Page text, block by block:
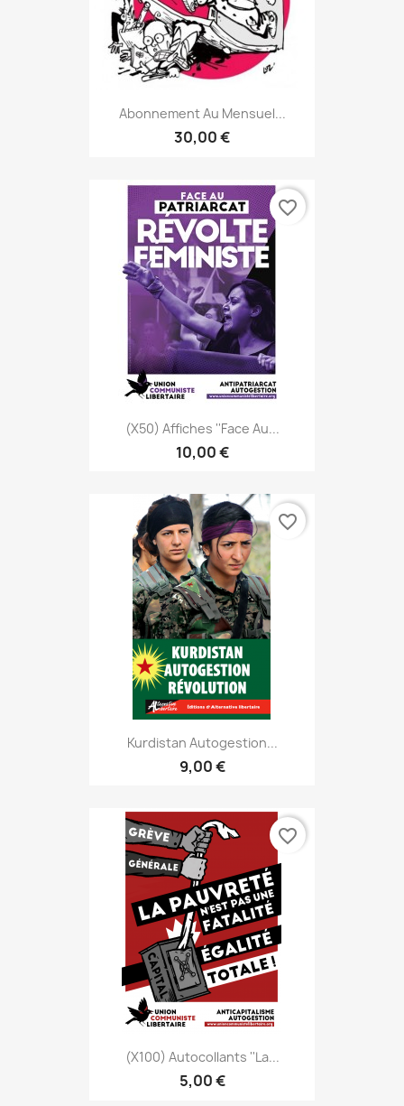
Abonnement Au Mensuel...
30,00 €
(x50) Affiches ''Face Au...
10,00 €
favorite_border
Kurdistan Autogestion...
9,00 €
favorite_border
(x100) Autocollants ''La...
5,00 €
favorite_border